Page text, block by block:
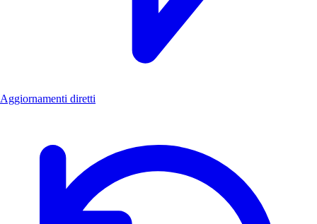
Aggiornamenti diretti